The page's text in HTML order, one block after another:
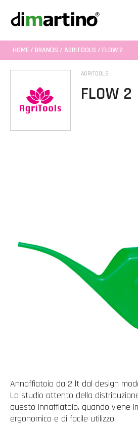
HOME/ BRANDS / AGRITOOLS / FLOW 2
AGRITOOLS
FLOW 2
Annaffiatoio da 2 lt dal design
Lo studio attento della
questo innaffiatoio, quando viene
ergonomico e di facile utilizzo.